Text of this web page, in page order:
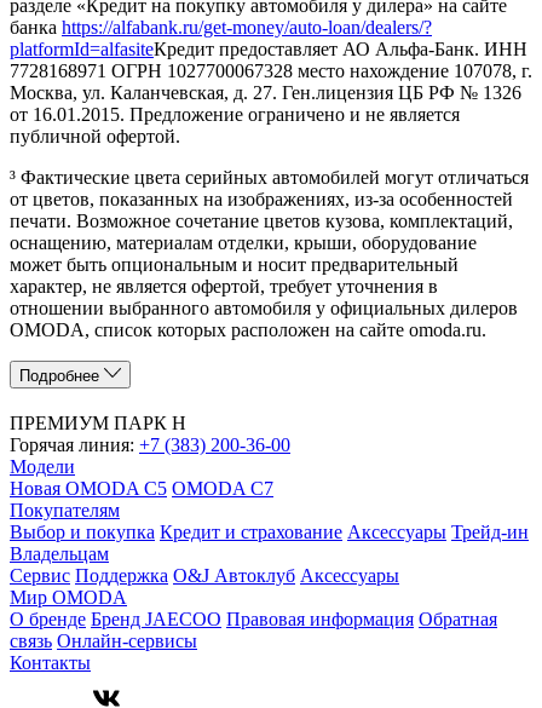
разделе «Кредит на покупку автомобиля у дилера» на сайте
банка https://alfabank.ru/get-money/auto-loan/dealers/?
platformId=alfasiteКредит предоставляет АО Альфа-Банк. ИНН
7728168971 ОГРН 1027700067328 место нахождение 107078, г.
Москва, ул. Каланчевская, д. 27. Ген.лицензия ЦБ РФ № 1326
от 16.01.2015. Предложение ограничено и не является
публичной офертой.
³ Фактические цвета серийных автомобилей могут отличаться
от цветов, показанных на изображениях, из-за особенностей
печати. Возможное сочетание цветов кузова, комплектаций,
оснащению, материалам отделки, крыши, оборудование
может быть опциональным и носит предварительный
характер, не является офертой, требует уточнения в
отношении выбранного автомобиля у официальных дилеров
OMODA, список которых расположен на сайте omoda.ru.
Подробнее
ПРЕМИУМ ПАРК Н
Горячая линия: +7 (383) 200-36-00
Модели
Новая OMODA C5 OMODA C7
Покупателям
Выбор и покупка Кредит и страхование Аксессуары Трейд-ин
Владельцам
Сервис Поддержка O&J Автоклуб Аксессуары
Мир OMODA
О бренде Бренд JAECOO Правовая информация Обратная
связь Онлайн-сервисы
Контакты